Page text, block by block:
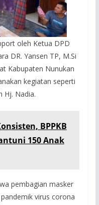
oleh Ketua DPD
DR. Yansen TP, M.Si
Kabupaten Nunukan
kegiatan seperti
Hj. Nadia.
BPPKB
150 Anak
pembagian masker
virus corona